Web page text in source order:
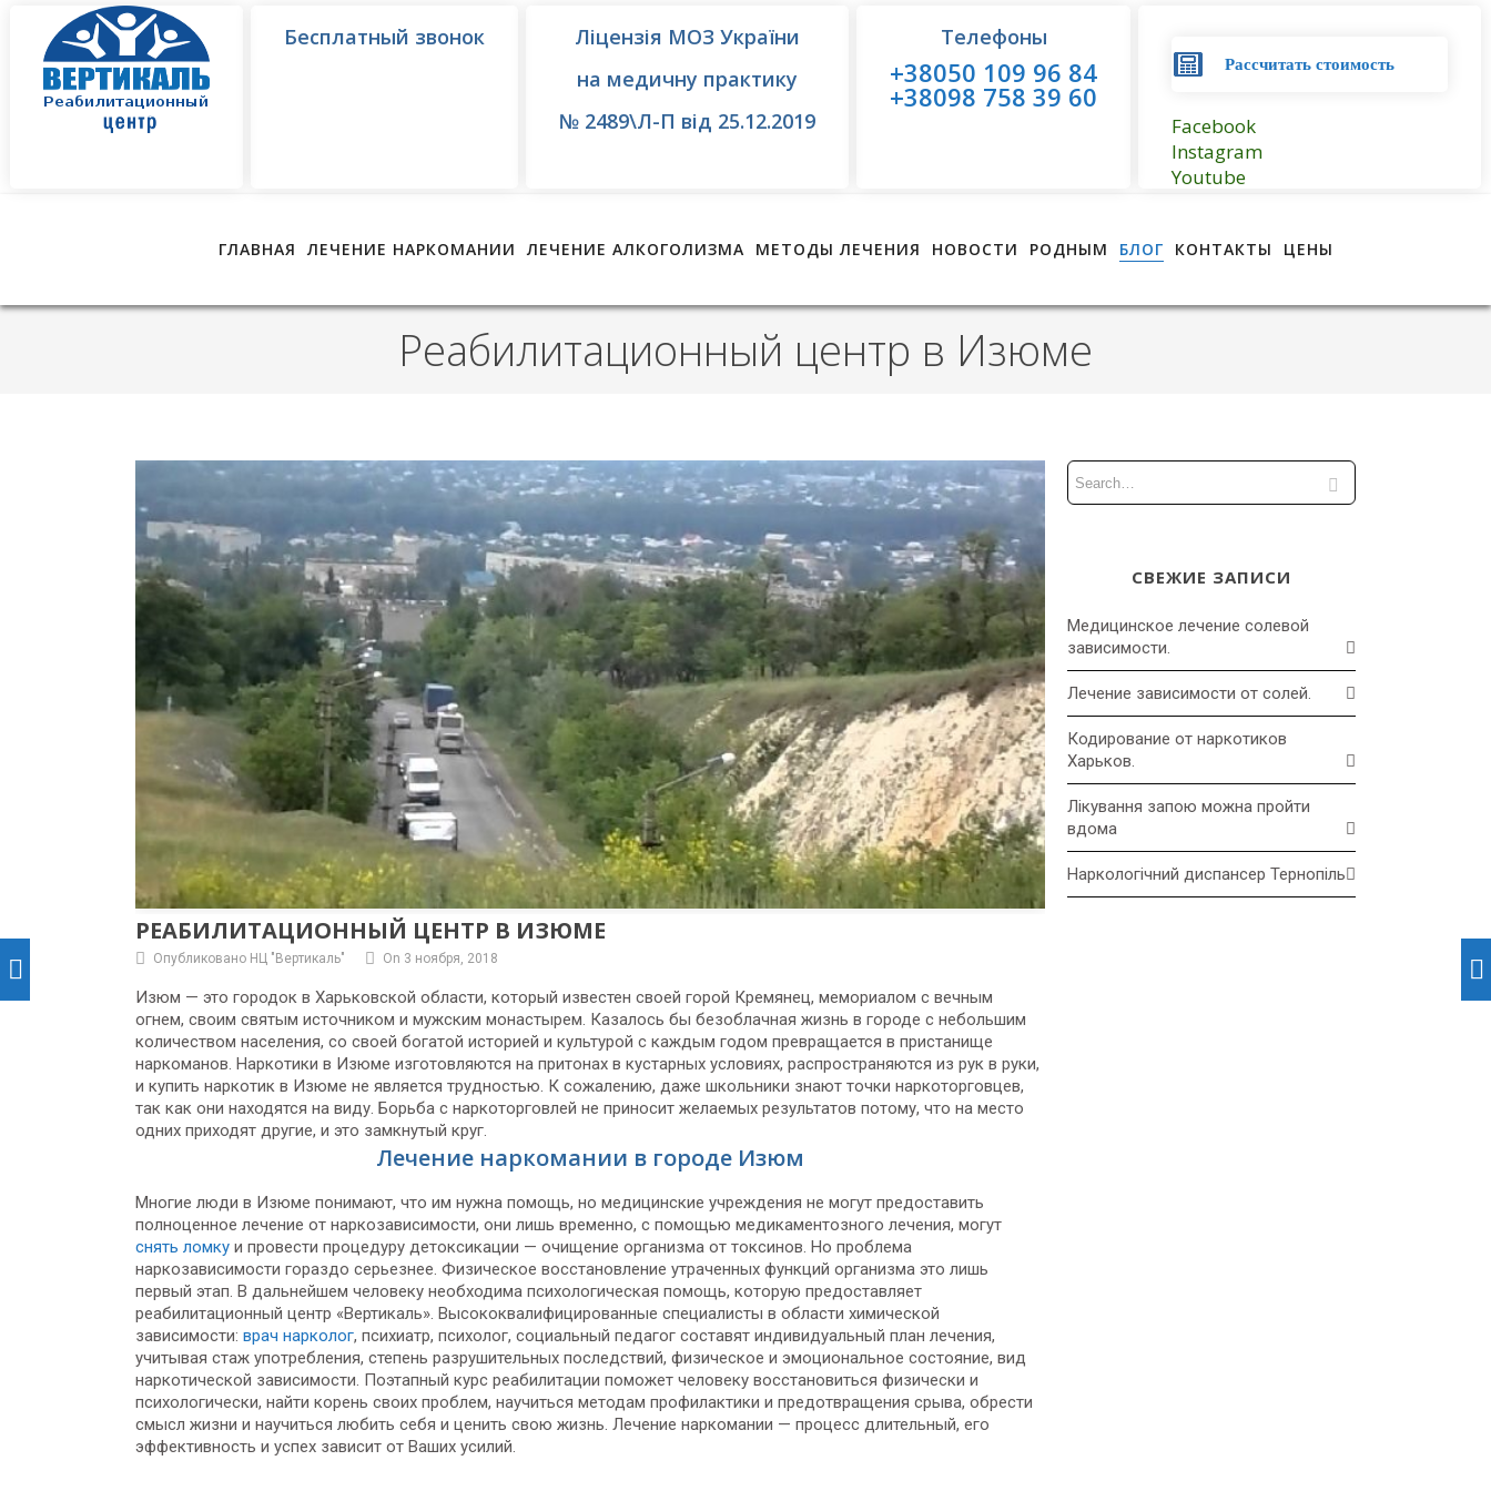
Бесплатный звонок
Ліцензія МОЗ України
на медичну практику
№ 2489\Л-П від 25.12.2019
Телефоны
+38050 109 96 84
+38098 758 39 60
Рассчитать стоимость
Facebook
Instagram
Youtube
ГЛАВНАЯ ЛЕЧЕНИЕ НАРКОМАНИИ ЛЕЧЕНИЕ АЛКОГОЛИЗМА МЕТОДЫ ЛЕЧЕНИЯ НОВОСТИ РОДНЫМ БЛОГ КОНТАКТЫ ЦЕНЫ
Реабилитационный центр в Изюме
РЕАБИЛИТАЦИОННЫЙ ЦЕНТР В ИЗЮМЕ
Опубликовано НЦ "Вертикаль" On 3 ноября, 2018
Изюм — это городок в Харьковской области, который известен своей горой Кремянец, мемориалом с вечным
огнем, своим святым источником и мужским монастырем. Казалось бы безоблачная жизнь в городе с небольшим
количеством населения, со своей богатой историей и культурой с каждым годом превращается в пристанище
наркоманов. Наркотики в Изюме изготовляются на притонах в кустарных условиях, распространяются из рук в руки,
и купить наркотик в Изюме не является трудностью. К сожалению, даже школьники знают точки наркоторговцев,
так как они находятся на виду. Борьба с наркоторговлей не приносит желаемых результатов потому, что на место
одних приходят другие, и это замкнутый круг.
Лечение наркомании в городе Изюм
Многие люди в Изюме понимают, что им нужна помощь, но медицинские учреждения не могут предоставить
полноценное лечение от наркозависимости, они лишь временно, с помощью медикаментозного лечения, могут
снять ломку и провести процедуру детоксикации — очищение организма от токсинов. Но проблема
наркозависимости гораздо серьезнее. Физическое восстановление утраченных функций организма это лишь
первый этап. В дальнейшем человеку необходима психологическая помощь, которую предоставляет
реабилитационный центр «Вертикаль». Высококвалифицированные специалисты в области химической
зависимости: врач нарколог, психиатр, психолог, социальный педагог составят индивидуальный план лечения,
учитывая стаж употребления, степень разрушительных последствий, физическое и эмоциональное состояние, вид
наркотической зависимости. Поэтапный курс реабилитации поможет человеку восстановиться физически и
психологически, найти корень своих проблем, научиться методам профилактики и предотвращения срыва, обрести
смысл жизни и научиться любить себя и ценить свою жизнь. Лечение наркомании — процесс длительный, его
эффективность и успех зависит от Ваших усилий.
СВЕЖИЕ ЗАПИСИ
Медицинское лечение солевой
зависимости.
Лечение зависимости от солей.
Кодирование от наркотиков
Харьков.
Лікування запою можна пройти
вдома
Наркологічний диспансер Тернопіль